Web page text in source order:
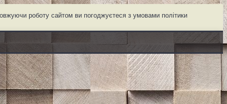
роботу сайтом ви погоджуєтеся з умовами політики